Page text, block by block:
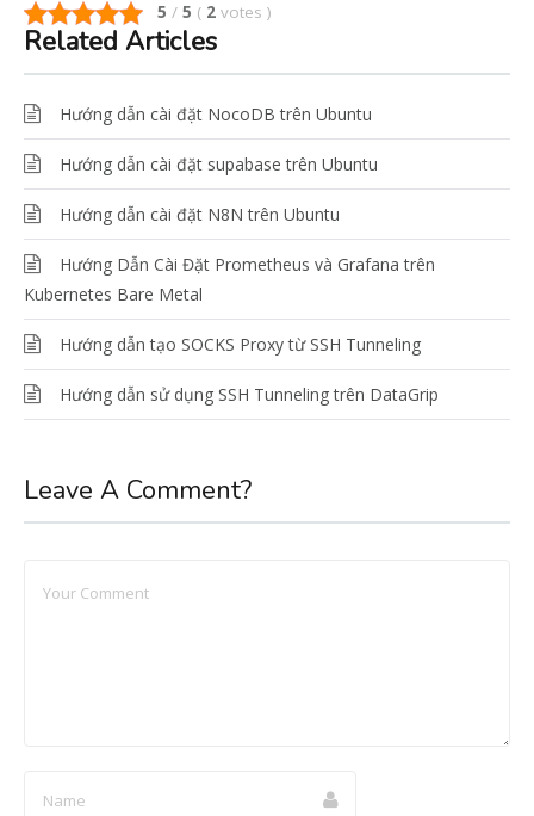
5 / 5 ( 2 votes )
Related Articles
Hướng dẫn cài đặt NocoDB trên Ubuntu
Hướng dẫn cài đặt supabase trên Ubuntu
Hướng dẫn cài đặt N8N trên Ubuntu
Hướng Dẫn Cài Đặt Prometheus và Grafana trên
Kubernetes Bare Metal
Hướng dẫn tạo SOCKS Proxy từ SSH Tunneling
Hướng dẫn sử dụng SSH Tunneling trên DataGrip
Leave A Comment?